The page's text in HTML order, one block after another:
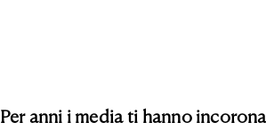
Per anni i media ti hanno